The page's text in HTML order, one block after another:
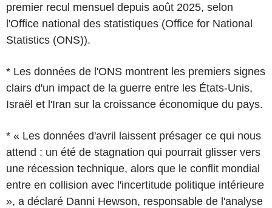
premier recul mensuel depuis août 2025, selon
l'Office national des statistiques (Office for National
Statistics (ONS)).
* Les données de l'ONS montrent les premiers signes
clairs d'un impact de la guerre entre les États-Unis,
Israël et l'Iran sur la croissance économique du pays.
* « Les données d'avril laissent présager ce qui nous
attend : un été de stagnation qui pourrait glisser vers
une récession technique, alors que le conflit mondial
entre en collision avec l'incertitude politique intérieure
», a déclaré Danni Hewson, responsable de l'analyse